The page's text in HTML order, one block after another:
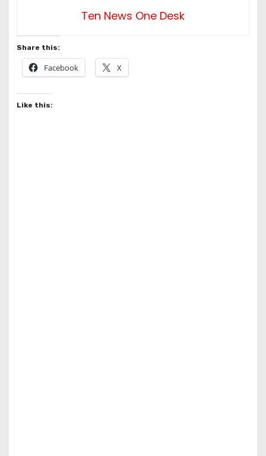
Ten News One Desk
Share this:
Facebook X
Like this: